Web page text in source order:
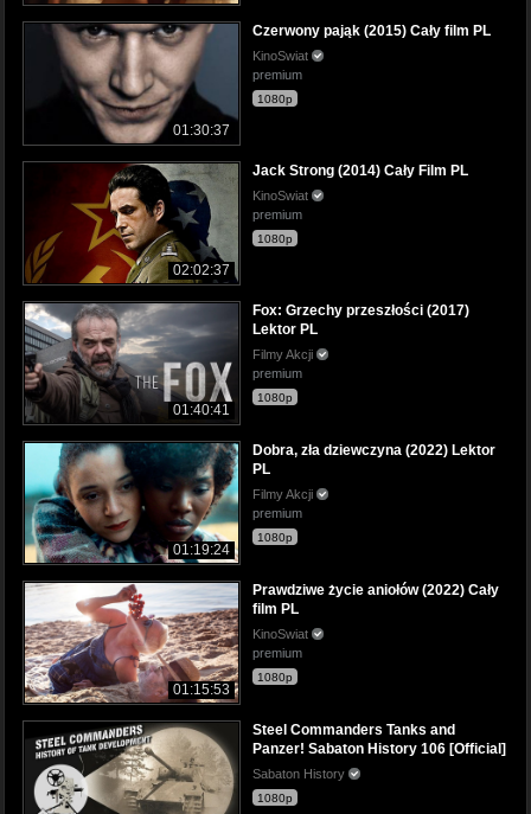
01:30:37
Czerwony pająk (2015) Cały film PL
KinoSwiat
premium
1080p
02:02:37
Jack Strong (2014) Cały Film PL
KinoSwiat
premium
1080p
01:40:41
Fox: Grzechy przeszłości (2017)
Lektor PL
Filmy Akcji
premium
1080p
01:19:24
Dobra, zła dziewczyna (2022) Lektor
PL
Filmy Akcji
premium
1080p
01:15:53
Prawdziwe życie aniołów (2022) Cały
film PL
KinoSwiat
premium
1080p
Steel Commanders Tanks and
Panzer! Sabaton History 106 [Official]
Sabaton History
1080p